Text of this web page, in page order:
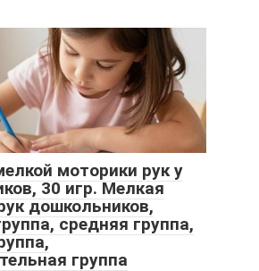
моторики рук у
30 игр. Мелкая
дошкольников,
средняя группа,
группа